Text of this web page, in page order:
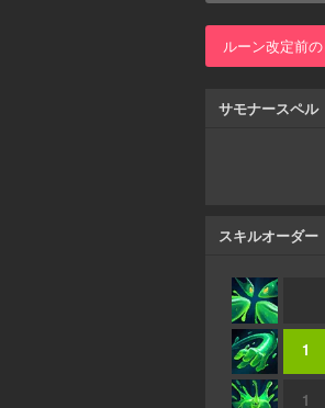
ルーン改定前
サモナースペル
スキルオーダー
1
1